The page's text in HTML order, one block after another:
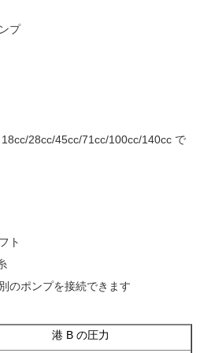
プ
28cc/45cc/71cc/100cc/140cc で
ト
のポンプを接続できます
港 B の圧力